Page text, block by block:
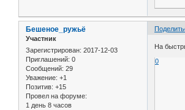
Бешеное_ружьё
Участник
Зарегистрирован: 2017-12-03
Приглашений: 0
Сообщений: 29
Уважение: +1
Позитив: +15
Провел на форуме:
1 день 8 часов
На
0